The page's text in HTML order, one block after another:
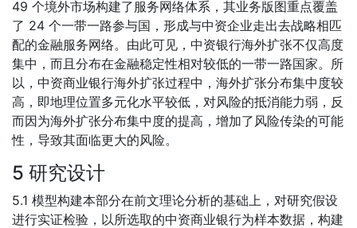
49 个境外市场构建了服务网络体系，其业务版图重点覆盖
了 24 个一带一路参与国，形成与中资企业走出去战略相匹
配的金融服务网络。由此可见，中资银行海外扩张不仅高度
集中，而且分布在金融稳定性相对较低的一带一路国家。所
以，中资商业银行海外扩张过程中，海外扩张分布集中度较
高，即地理位置多元化水平较低，对风险的抵消能力弱，反
而因为海外扩张分布集中度的提高，增加了风险传染的可能
性，导致其面临更大的风险。
5 研究设计
5.1 模型构建本部分在前文理论分析的基础上，对研究假设
进行实证检验，以所选取的中资商业银行为样本数据，构建